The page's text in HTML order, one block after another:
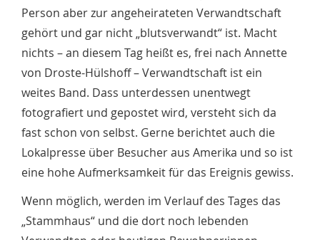
Person aber zur angeheirateten Verwandtschaft
gehört und gar nicht „blutsverwandt“ ist. Macht
nichts – an diesem Tag heißt es, frei nach Annette
von Droste-Hülshoff – Verwandtschaft ist ein
weites Band. Dass unterdessen unentwegt
fotografiert und gepostet wird, versteht sich da
fast schon von selbst. Gerne berichtet auch die
Lokalpresse über Besucher aus Amerika und so ist
eine hohe Aufmerksamkeit für das Ereignis gewiss.
Wenn möglich, werden im Verlauf des Tages das
„Stammhaus“ und die dort noch lebenden